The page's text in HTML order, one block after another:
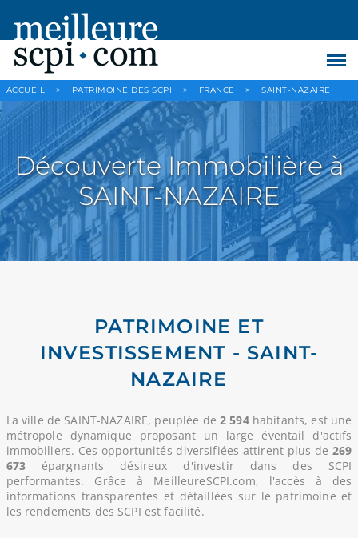
ACCUEIL > PATRIMOINE DES SCPI > FRANCE > SAINT-NAZAIRE
Découverte Immobilière à
SAINT-NAZAIRE
PATRIMOINE ET
INVESTISSEMENT - SAINT-
NAZAIRE
La ville de SAINT-NAZAIRE, peuplée de 2 594habitants, est une
métropole dynamique proposant un large éventail d'actifs
immobiliers. Ces opportunités diversifiées attirent plus de269
673épargnants désireux d'investir dans des SCPI
performantes. Grâce à MeilleureSCPI.com, l'accès à des
informations transparentes et détaillées sur le patrimoine et
les rendements des SCPI est facilité.